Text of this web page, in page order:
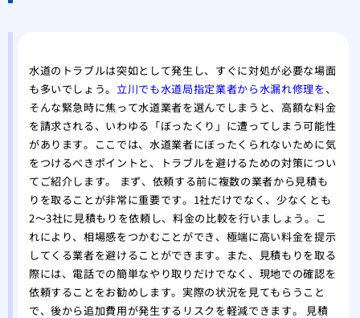
高
水道のトラブルは突如として発生し、すぐに対処が必要な場面
も多いでしょう。立川でも水道局指定業者から水漏れ修理を、
そんな緊急時に焦って水道業者を選んでしまうと、高額な料金
を請求される、いわゆる「ぼったくり」に遭ってしまう可能性
があります。ここでは、水道業者にぼったくられないために気
をつけるべきポイントと、トラブルを避けるための対策につい
てご紹介します。 まず、依頼する前に複数の業者から見積も
りを取ることが非常に重要です。1社だけでなく、少なくとも
2〜3社に見積もりを依頼し、料金の比較を行いましょう。こ
れにより、相場感をつかむことができ、極端に高い料金を提示
してくる業者を避けることができます。また、見積もりを取る
際には、電話での簡単なやり取りだけでなく、現地での確認を
依頼することをお勧めします。実際の状況を見てもらうこと
で、後から追加費用が発生するリスクを軽減できます。 見積